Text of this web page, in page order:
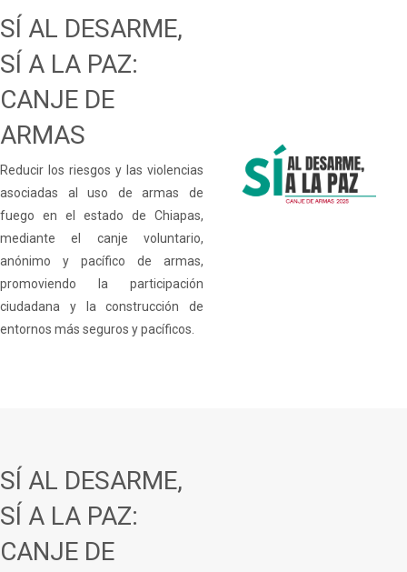
SÍ AL DESARME,
SÍ A LA PAZ:
CANJE DE
ARMAS
Reducir los riesgos y las violencias
asociadas al uso de armas de
fuego en el estado de Chiapas,
mediante el canje voluntario,
anónimo y pacífico de armas,
promoviendo la participación
ciudadana y la construcción de
entornos más seguros y pacíficos.
SÍ AL DESARME,
SÍ A LA PAZ:
CANJE DE